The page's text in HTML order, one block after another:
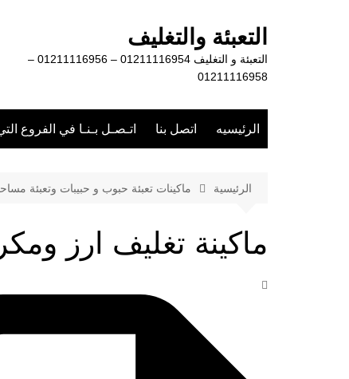
التعبئة والتغليف
التعبئة و التغليف 01211116954 – 01211116956 –
01211116958
الرئيسيه اتصل بنا اتـصـل بـنـا في الفروع
الرئيسية ماكينات تعبئة حبوب و حبيبات وتعبئة
ماكينة تغليف ارز